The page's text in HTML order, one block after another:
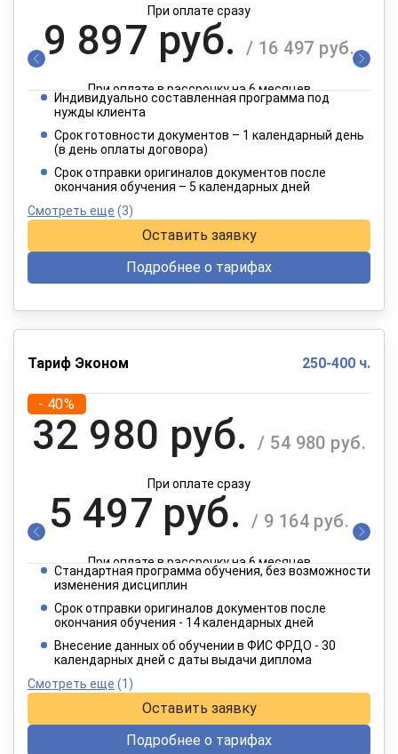
При оплате сразу
9 897 руб. / 16 497 руб.
При оплате в рассрочку на 6 месяцев
4 949 руб. / 8 249 руб.
При оплате в рассрочку на 12 месяцев
Индивидуально составленная программа под
нужды клиента
Срок готовности документов – 1 календарный день
(в день оплаты договора)
Срок отправки оригиналов документов после
окончания обучения – 5 календарных дней
Смотреть еще (3)
Оставить заявку
Подробнее о тарифах
Тариф Эконом 250-400 ч.
- 40%
32 980 руб. / 54 980 руб.
При оплате сразу
5 497 руб. / 9 164 руб.
При оплате в рассрочку на 6 месяцев
2 749 руб.
При оплате в рассрочку на 12 месяцев
Стандартная программа обучения, без возможности
изменения дисциплин
Срок отправки оригиналов документов после
окончания обучения - 14 календарных дней
Внесение данных об обучении в ФИС ФРДО - 30
календарных дней с даты выдачи диплома
Смотреть еще (1)
Оставить заявку
Подробнее о тарифах